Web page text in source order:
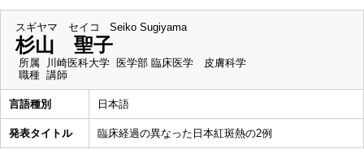
スギヤマ セイコ Seiko Sugiyama
杉山 聖子
所属
川崎医科大学 医学部 臨床医学 皮膚科学
職種 講師
言語種別 日本語
発表タイトル 臨床経過の異なった日本紅斑熱の2例